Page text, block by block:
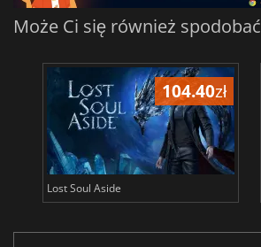
Może Ci się również spodobać
104.40zł
Lost Soul Aside